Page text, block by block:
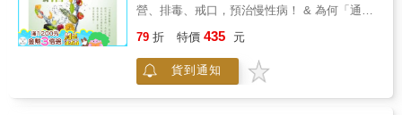
選12項（臺灣）民眾最常做的檢查、用藥、治
療等相關醫療行為。 他不僅引用真實臨床案
例，詳列過度醫療帶來的的各種危害， 同時提
值，真正保障大眾健康。 ◎看診、吃藥，你得
到的是「治病」效果，還是「致病」風險？
&bull;美國和英國醫學中心都指出：現行的醫療
營、排毒、戒口，預治慢性病！ & 為何「通波
損才是治本之道； 痛症難以斷尾？ 戒夜影科食
物有機會幫到你； 常規療法無法杜絕頑症復
發？ 補充維他命B17 又是否絕望中的曙光？ &
79 折 特價 435 元
貨到通知